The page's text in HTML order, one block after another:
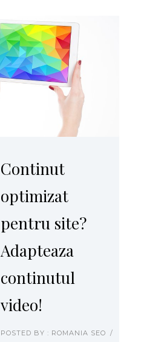
Continut
optimizat
pentru site?
Adapteaza
continutul
video!
POSTED BY : ROMANIA SEO /